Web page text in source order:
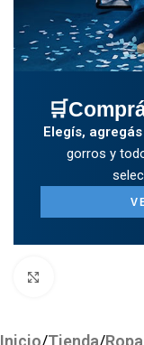
Elegís,
gorros y
Inicio/Tienda/